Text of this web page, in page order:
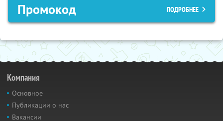
Промокод ПОДРОБНЕЕ
Компания
Основное
Публикации о нас
Вакансии